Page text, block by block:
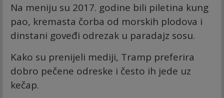
Na meniju su 2017. godine bili piletina kung
pao, kremasta čorba od morskih plodova i
dinstani goveđi odrezak u paradajz sosu.
Kako su prenijeli mediji, Tramp preferira
dobro pečene odreske i često ih jede uz
kečap.